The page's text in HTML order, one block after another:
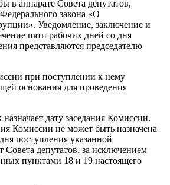
в аппарате Совета депутатов,
закона «О
Уведомление, заключение и
пяти рабочих дней со дня
представляются председателю
при поступлении к нему
основания для проведения
дату заседания Комиссии.
Комиссии не может быть назначена
поступления указанной
депутатов, за исключением
пунктами 18 и 19 настоящего